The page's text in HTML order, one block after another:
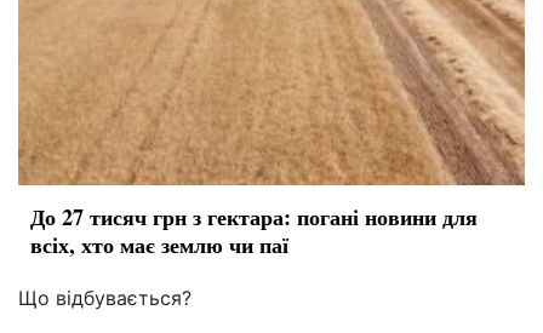
До 27 тисяч грн з гектара: погані новини для
всіх, хто має землю чи паї
Що відбувається?